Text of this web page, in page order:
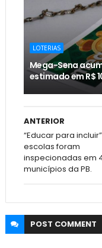
LOTERIAS
Mega-Sena
estimado em R$
ANTERIOR
“Educar para
escolas foram
inspecionadas em
municípios da PB.
POST COMMENT